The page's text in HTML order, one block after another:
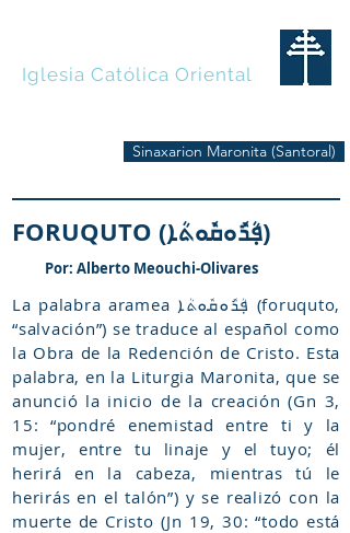
Iglesia Católica Oriental
Sinaxarion Maronita (Santoral)
FORUQUTO (ܦ݂ܳܪܽܘܩܽܘܬܳܐ)
Por: Alberto Meouchi-Olivares
La palabra aramea ܦ݂ܳܪܽܘܩܽܘܬܳܐ (foruquto,
“salvación”) se traduce al español como
la Obra de la Redención de Cristo. Esta
palabra, en la Liturgia Maronita, que se
anunció la inicio de la creación (Gn 3,
15: “pondré enemistad entre ti y la
mujer, entre tu linaje y el tuyo; él
herirá en la cabeza, mientras tú le
herirás en el talón”) y se realizó con la
muerte de Cristo (Jn 19, 30: “todo está